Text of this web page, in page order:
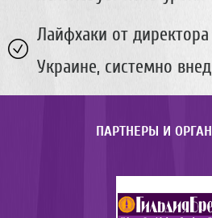
Лайфхаки от
Украине, системно
ПАРТНЕРЫ И